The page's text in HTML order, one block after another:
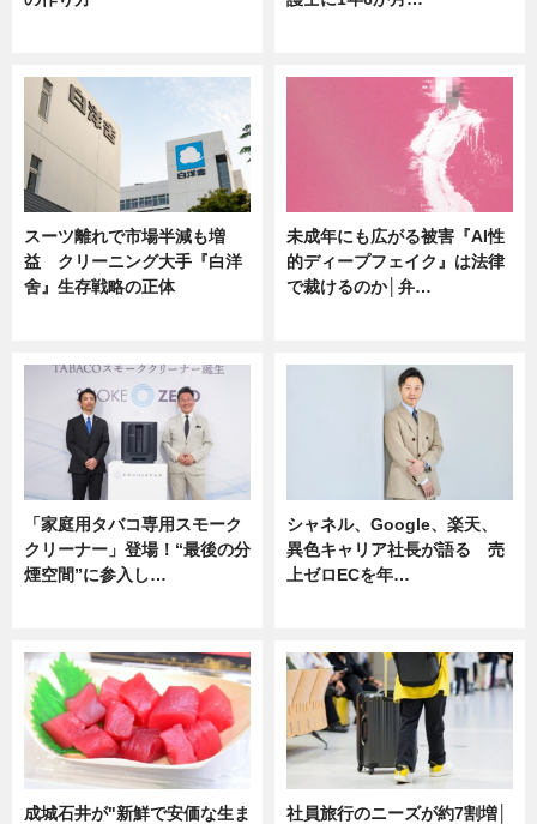
スーツ離れで市場半減も増
益 クリーニング大手『白洋
舍』生存戦略の正体
未成年にも広がる被害『AI性
的ディープフェイク』は法律
で裁けるのか│弁…
「家庭用タバコ専用スモーク
クリーナー」登場！“最後の分
煙空間”に参入し…
シャネル、Google、楽天、
異色キャリア社長が語る 売
上ゼロECを年…
成城石井が"新鮮で安価な生ま
社員旅行のニーズが約7割増│